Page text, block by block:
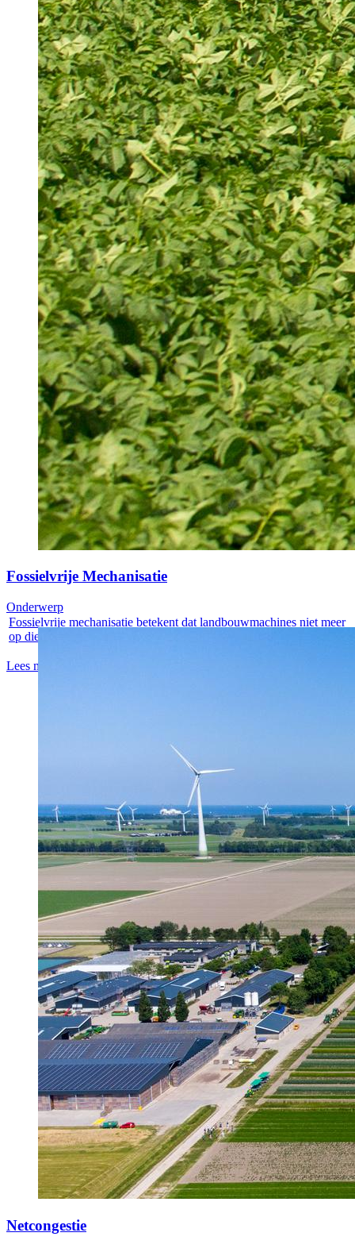
Fossielvrije Mechanisatie
Fossielvrije mechanisatie betekent dat landbouwmachines niet meer
op diesel...
Lees meer
Onderwerp
Netcongestie